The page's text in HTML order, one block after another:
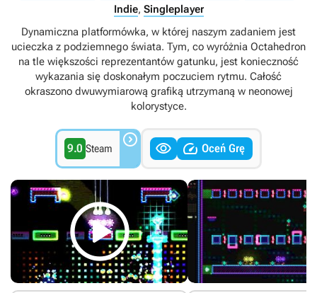
Indie, Singleplayer
Dynamiczna platformówka, w której naszym zadaniem jest
ucieczka z podziemnego świata. Tym, co wyróżnia Octahedron
na tle większości reprezentantów gatunku, jest konieczność
wykazania się doskonałym poczuciem rytmu. Całość
okraszono dwuwymiarową grafiką utrzymaną w neonowej
kolorystyce.
9.0 Steam    Oceń Grę
